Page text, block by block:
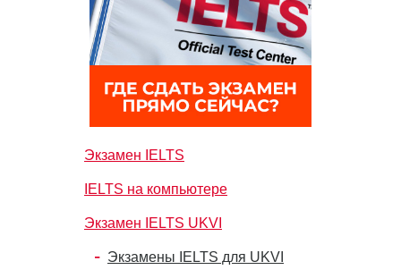
Экзамен IELTS
IELTS на компьютере
Экзамен IELTS UKVI
Экзамены IELTS для UKVI